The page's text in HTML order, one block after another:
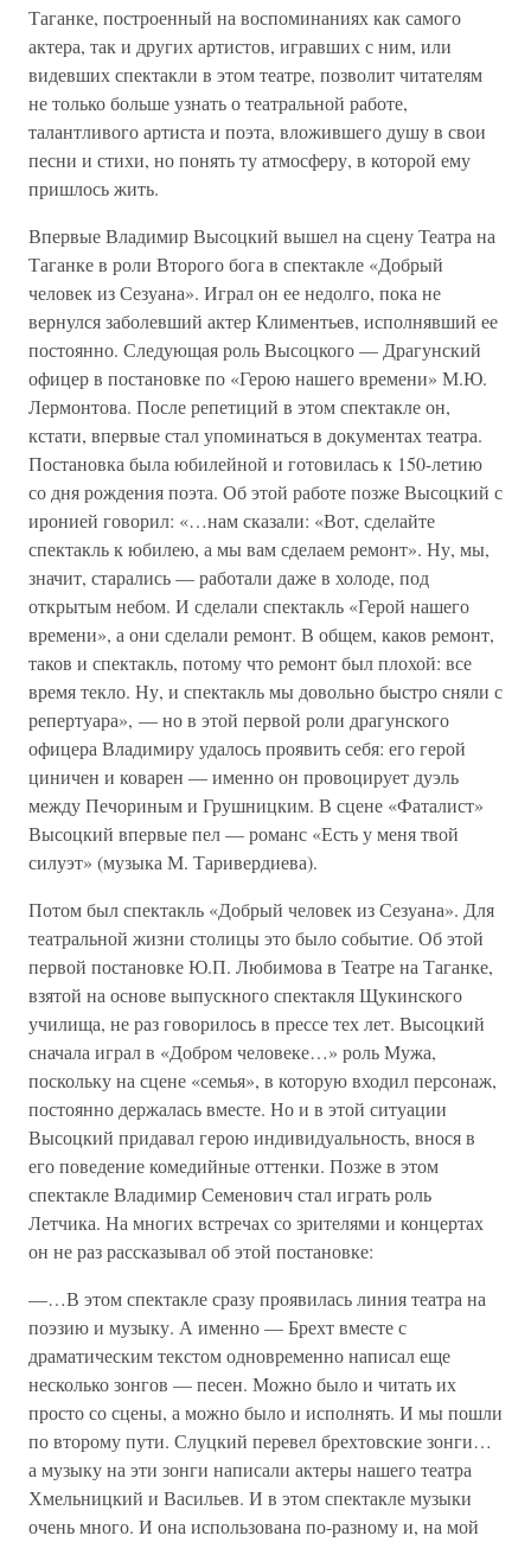
Таганке, построенный на воспоминаниях как самого
актера, так и других артистов, игравших с ним, или
видевших спектакли в этом театре, позволит читателям
не только больше узнать о театральной работе,
талантливого артиста и поэта, вложившего душу в свои
песни и стихи, но понять ту атмосферу, в которой ему
пришлось жить.
Впервые Владимир Высоцкий вышел на сцену Театра на
Таганке в роли Второго бога в спектакле «Добрый
человек из Сезуана». Играл он ее недолго, пока не
вернулся заболевший актер Климентьев, исполнявший ее
постоянно. Следующая роль Высоцкого — Драгунский
офицер в постановке по «Герою нашего времени» М.Ю.
Лермонтова. После репетиций в этом спектакле он,
кстати, впервые стал упоминаться в документах театра.
Постановка была юбилейной и готовилась к 150-летию
со дня рождения поэта. Об этой работе позже Высоцкий с
иронией говорил: «…нам сказали: «Вот, сделайте
спектакль к юбилею, а мы вам сделаем ремонт». Ну, мы,
значит, старались — работали даже в холоде, под
открытым небом. И сделали спектакль «Герой нашего
времени», а они сделали ремонт. В общем, каков ремонт,
таков и спектакль, потому что ремонт был плохой: все
время текло. Ну, и спектакль мы довольно быстро сняли с
репертуара», — но в этой первой роли драгунского
офицера Владимиру удалось проявить себя: его герой
циничен и коварен — именно он провоцирует дуэль
между Печориным и Грушницким. В сцене «Фаталист»
Высоцкий впервые пел — романс «Есть у меня твой
силуэт» (музыка М. Таривердиева).
Потом был спектакль «Добрый человек из Сезуана». Для
театральной жизни столицы это было событие. Об этой
первой постановке Ю.П. Любимова в Театре на Таганке,
взятой на основе выпускного спектакля Щукинского
училища, не раз говорилось в прессе тех лет. Высоцкий
сначала играл в «Добром человеке…» роль Мужа,
поскольку на сцене «семья», в которую входил персонаж,
постоянно держалась вместе. Но и в этой ситуации
Высоцкий придавал герою индивидуальность, внося в
его поведение комедийные оттенки. Позже в этом
спектакле Владимир Семенович стал играть роль
Летчика. На многих встречах со зрителями и концертах
он не раз рассказывал об этой постановке:
—…В этом спектакле сразу проявилась линия театра на
поэзию и музыку. А именно — Брехт вместе с
драматическим текстом одновременно написал еще
несколько зонгов — песен. Можно было и читать их
просто со сцены, а можно было и исполнять. И мы пошли
по второму пути. Слуцкий перевел брехтовские зонги…
а музыку на эти зонги написали актеры нашего театра
Хмельницкий и Васильев. И в этом спектакле музыки
очень много. И она использована по-разному и, на мой